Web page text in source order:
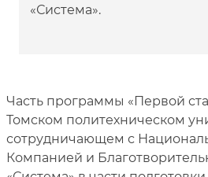
«Система».
Часть программы «Первой
Томском политехническом
сотрудничающем с
Компанией и